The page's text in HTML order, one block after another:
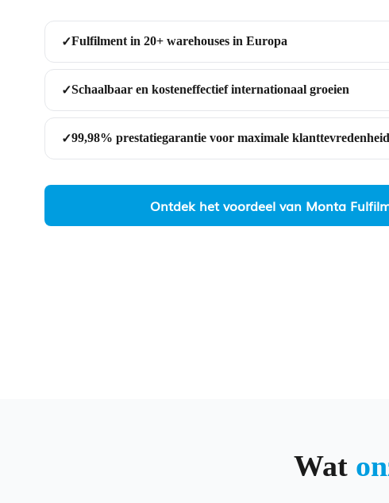
✓Fulfilment in 20+ warehouses in Europa
✓Schaalbaar en kosteneffectief internationaal groeien
✓99,98% prestatiegarantie voor maximale klanttevredenheid
Ontdek het voordeel van Monta
Wat